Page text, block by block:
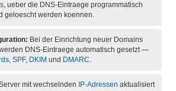
, ueber die DNS-Eintraege programmatisch
geloescht werden koennen.
Bei der Einrichtung neuer Domains
DNS-Eintraege automatisch gesetzt —
, SPF, DKIM und DMARC.
mit wechselnden IP-Adressen aktualisiert